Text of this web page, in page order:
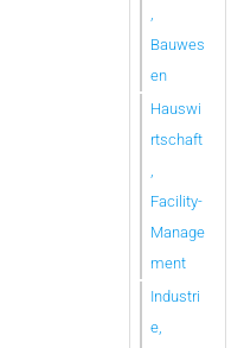
,
Bauwes
en
Hauswi
rtschaft
,
Facility-
Manage
ment
Industri
e,